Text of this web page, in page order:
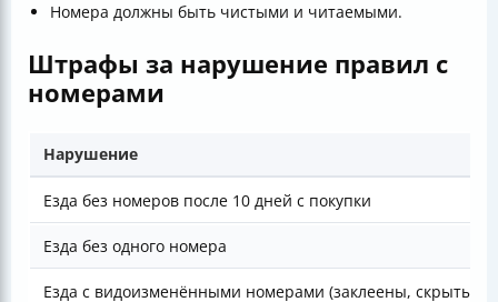
Номера должны быть чистыми и читаемыми.
Штрафы за нарушение правил с
номерами
Нарушение
Езда без номеров после 10 дней с покупки
Езда без одного номера
Езда с видоизменёнными номерами (заклеены, скрыты)